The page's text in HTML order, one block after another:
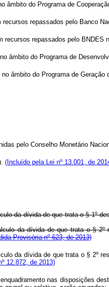
âmbito do Programa de
recursos repassados pelo Banco
recursos repassados pelo BNDES
âmbito do Programa de
âmbito do Programa de Geração
pelo Conselho Monetário
(Incluído pela Lei nº 13.001, de
da dívida de que trata o § 1º
da dívida de que trata o § 2º
Provisória nº 623, de 2013)
da dívida de que trata o § 2º
12.872, de 2013)
nas disposições